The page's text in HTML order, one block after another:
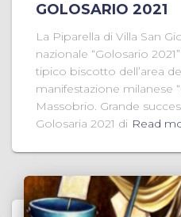
GOLOSARIO 2021
La Piparella di Villa San
nazionale “Golosario
tipico biscotto dell’area
manifestazione milanese
Massobrio. Grande
Golosaria 2021 di Read